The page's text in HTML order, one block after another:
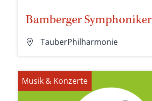
Bamberger Symphoniker
TauberPhilharmonie
Musik & Konzerte